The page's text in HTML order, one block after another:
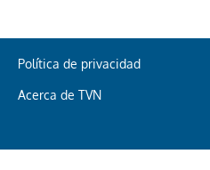
Política de privacidad
Acerca de TVN